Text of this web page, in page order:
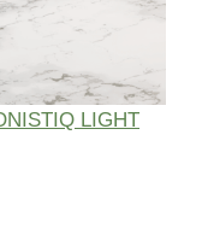
LIGHT